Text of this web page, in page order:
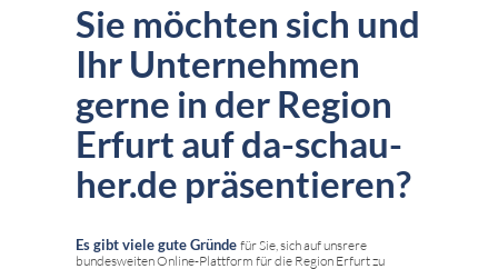
Sie möchten sich und
Ihr Unternehmen
gerne in der Region
Erfurt auf da-schau-
her.de präsentieren?
Es gibt viele gute Gründe für Sie, sich auf unsrere
bundesweiten Online-Plattform für die Region Erfurt zu